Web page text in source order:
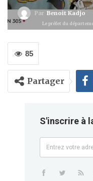
Par Benoit Kadjo
Le préfet du
85
Partager
S'inscrire à